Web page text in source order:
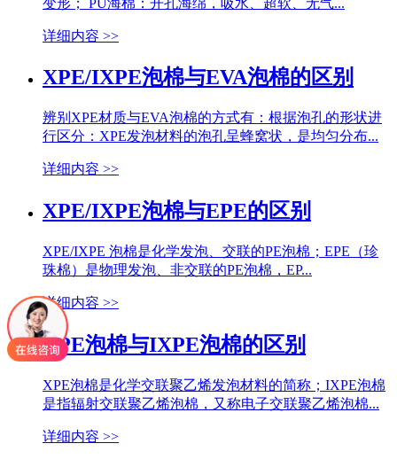
详细内容 >>
XPE/IXPE泡棉与EVA泡棉的区别
辨别XPE材质与EVA泡棉的方式有：根据泡孔的形状进
行区分：XPE发泡材料的泡孔呈蜂窝状，是均匀分布...
详细内容 >>
XPE/IXPE泡棉与EPE的区别
XPE/IXPE 泡棉是化学发泡、交联的PE泡棉；EPE（珍
珠棉）是物理发泡、非交联的PE泡棉，EP...
详细内容 >>
XPE泡棉与IXPE泡棉的区别
XPE泡棉是化学交联聚乙烯发泡材料的简称；IXPE泡棉
是指辐射交联聚乙烯泡棉，又称电子交联聚乙烯泡棉...
详细内容 >>